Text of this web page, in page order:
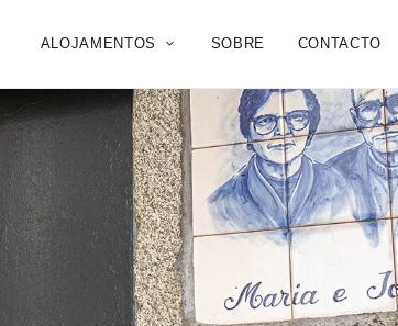
ALOJAMENTOS SOBRE CONTACTO